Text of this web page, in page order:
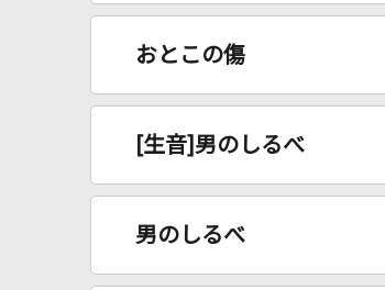
おとこの傷
[生音]男のしるべ
男のしるべ